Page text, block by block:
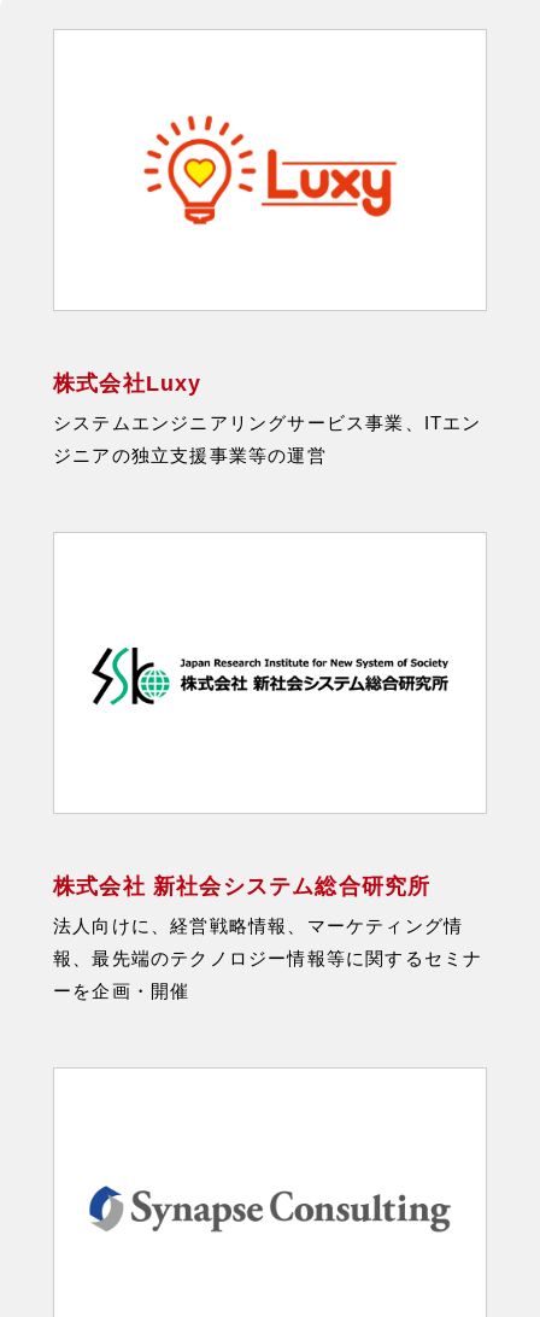
株式会社Luxy
システムエンジニアリングサービス事業、ITエン
ジニアの独立支援事業等の運営
株式会社 新社会システム総合研究所
法人向けに、経営戦略情報、マーケティング情
報、最先端のテクノロジー情報等に関するセミナ
ーを企画・開催